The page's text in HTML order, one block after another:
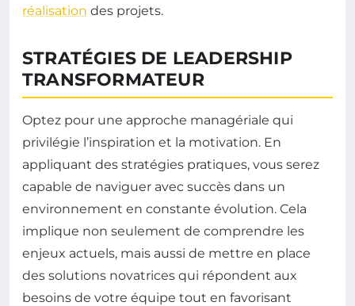
réalisation des projets.
STRATÉGIES DE LEADERSHIP
TRANSFORMATEUR
Optez pour une approche managériale qui
privilégie l’inspiration et la motivation. En
appliquant des stratégies pratiques, vous serez
capable de naviguer avec succès dans un
environnement en constante évolution. Cela
implique non seulement de comprendre les
enjeux actuels, mais aussi de mettre en place
des solutions novatrices qui répondent aux
besoins de votre équipe tout en favorisant